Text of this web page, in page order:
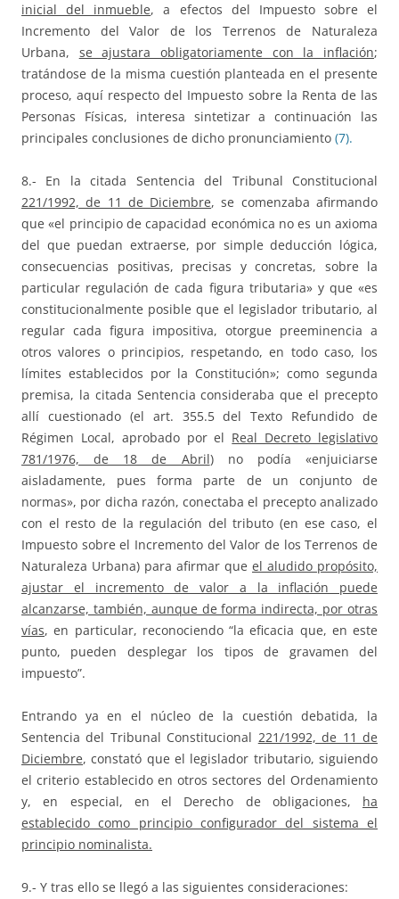
inicial del inmueble, a efectos del Impuesto sobre el
Incremento del Valor de los Terrenos de Naturaleza
Urbana, se ajustara obligatoriamente con la inflación;
tratándose de la misma cuestión planteada en el presente
proceso, aquí respecto del Impuesto sobre la Renta de las
Personas Físicas, interesa sintetizar a continuación las
principales conclusiones de dicho pronunciamiento (7).
8.- En la citada Sentencia del Tribunal Constitucional
221/1992, de 11 de Diciembre, se comenzaba afirmando
que «el principio de capacidad económica no es un axioma
del que puedan extraerse, por simple deducción lógica,
consecuencias positivas, precisas y concretas, sobre la
particular regulación de cada figura tributaria» y que «es
constitucionalmente posible que el legislador tributario, al
regular cada figura impositiva, otorgue preeminencia a
otros valores o principios, respetando, en todo caso, los
límites establecidos por la Constitución»; como segunda
premisa, la citada Sentencia consideraba que el precepto
allí cuestionado (el art. 355.5 del Texto Refundido de
Régimen Local, aprobado por el Real Decreto legislativo
781/1976, de 18 de Abril) no podía «enjuiciarse
aisladamente, pues forma parte de un conjunto de
normas», por dicha razón, conectaba el precepto analizado
con el resto de la regulación del tributo (en ese caso, el
Impuesto sobre el Incremento del Valor de los Terrenos de
Naturaleza Urbana) para afirmar que el aludido propósito,
ajustar el incremento de valor a la inflación puede
alcanzarse, también, aunque de forma indirecta, por otras
vías, en particular, reconociendo “la eficacia que, en este
punto, pueden desplegar los tipos de gravamen del
impuesto”.
Entrando ya en el núcleo de la cuestión debatida, la
Sentencia del Tribunal Constitucional 221/1992, de 11 de
Diciembre, constató que el legislador tributario, siguiendo
el criterio establecido en otros sectores del Ordenamiento
y, en especial, en el Derecho de obligaciones, ha
establecido como principio configurador del sistema el
principio nominalista.
9.- Y tras ello se llegó a las siguientes consideraciones: